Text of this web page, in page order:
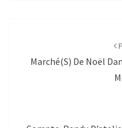
Marché(s) De Noël